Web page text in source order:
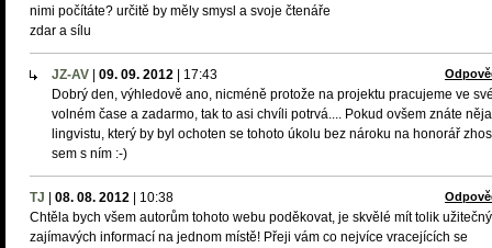
nimi počítáte? určitě by měly smysl a svoje čtenáře
zdar a sílu
JZ-AV 09. 09. 2012 17:43
Dobrý den, výhledově ano, nicméně protože na projektu pracujeme ve
volném čase a zadarmo, tak to asi chvíli potrvá.... Pokud ovšem znáte
lingvistu, který by byl ochoten se tohoto úkolu bez nároku na honorář
sem s ním :-)
TJ 08. 08. 2012 10:38
Chtěla bych všem autorům tohoto webu poděkovat, je skvělé mít tolik
zajímavých informací na jednom místě! Přeji vám co nejvíce vracejících se